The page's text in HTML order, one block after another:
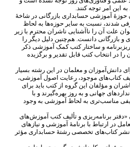
این امر توجه کنند.
حوزۀ آموزشی حسابداری بازرگانی در شاخۀ
شدند، نسبت به سایر حوزهها به لحاظ
علت آن را ناآشنایی ناشران محترم با زیر
و بازرگانی دانست. همچنین دلیل دیگر را
ریزبرنامه و ساختار کتب کمک آموزشی ذکر
در انتخاب کتب قابل تقدیر و برگزیده
دانش آموزان و معلمان در این رشته بسیار
کتابهای موجود، رعایت اصول آموزشی،
و مؤلفان این گروه از کتب باید برای
جهانی و به روز بهرهگیرند و با
مناسبتری به لحاظ آموزشی به وجود
برنامهریزی و تألیف کتب آموزشهای
در ارتباط با برنامۀ آموزشی و نیازهای
کتابهای تخصصی رشتۀ حسابداری مؤثر